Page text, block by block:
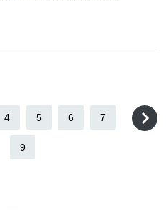
4 5 6 7
9